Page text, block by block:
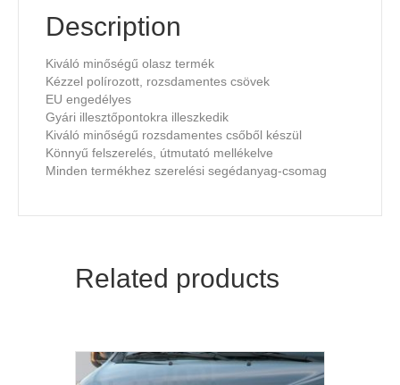
Description
Kiváló minőségű olasz termék
Kézzel polírozott, rozsdamentes csövek
EU engedélyes
Gyári illesztőpontokra illeszkedik
Kiváló minőségű rozsdamentes csőből készül
Könnyű felszerelés, útmutató mellékelve
Minden termékhez szerelési segédanyag-csomag
Related products